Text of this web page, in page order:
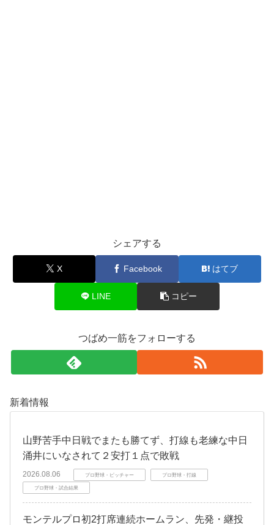
シェアする
X Facebook はてブ
LINE コピー
つばめ一筋をフォローする
新着情報
山野苦手中日戦でまたも勝てず、打線も老練な中日
涌井にいなされて２安打１点で敗戦
2026.08.06 プロ野球・ピッチャー プロ野球・打線
プロ野球・試合結果
モンテルプロ初2打席連続ホームラン、先発・継投